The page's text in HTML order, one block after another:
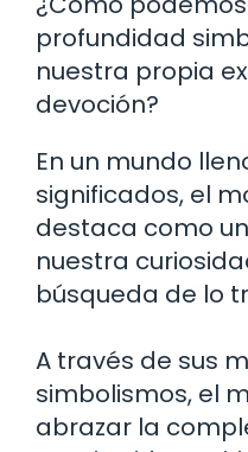
profundidad
nuestra propia
devoción?
En un mundo
significados, el
destaca como
nuestra
búsqueda de lo
A través de sus
simbolismos, el
abrazar la